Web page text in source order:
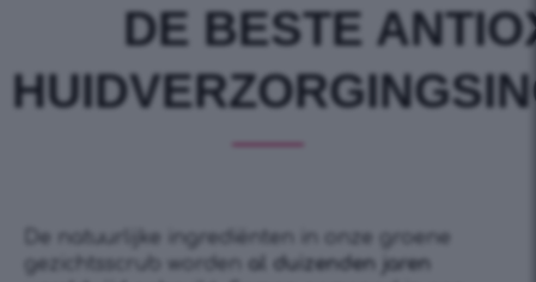
DE BESTE
De natuurlijke ingrediënten in onze groene
gezichtsscrub worden
al duizenden jaren